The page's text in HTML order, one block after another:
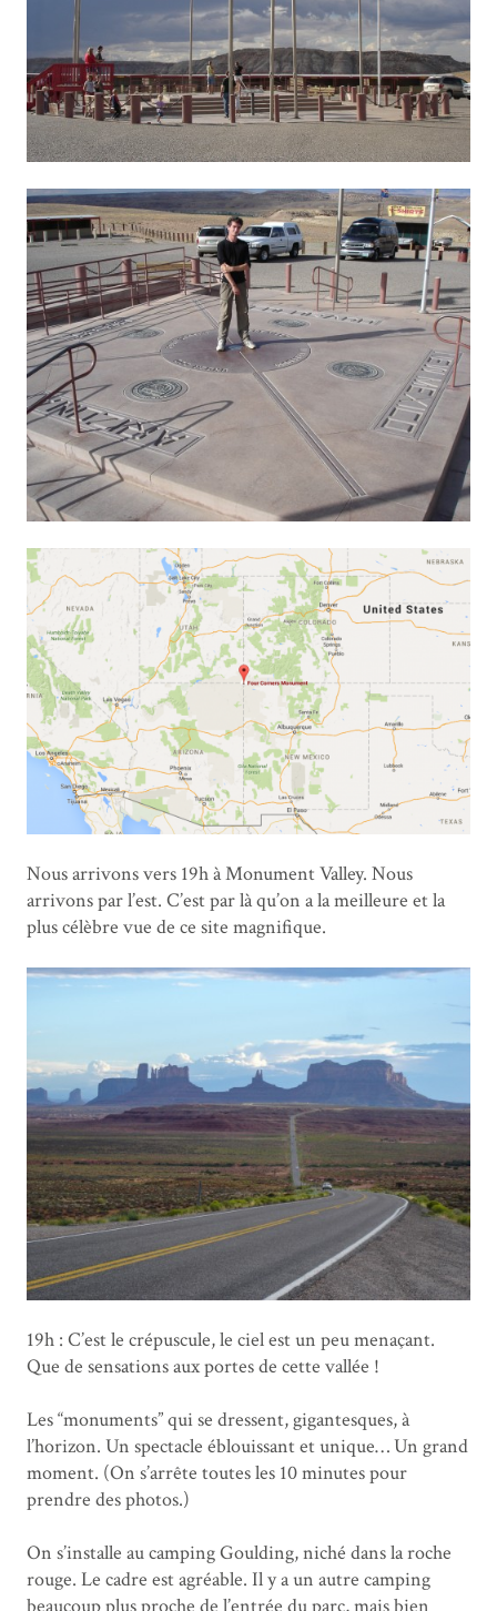
Nous arrivons vers 19h à Monument Valley. Nous
arrivons par l’est. C’est par là qu’on a la meilleure et la
plus célèbre vue de ce site magnifique.
19h : C’est le crépuscule, le ciel est un peu menaçant.
Que de sensations aux portes de cette vallée !
Les “monuments” qui se dressent, gigantesques, à
l’horizon. Un spectacle éblouissant et unique… Un grand
moment. (On s’arrête toutes les 10 minutes pour
prendre des photos.)
On s’installe au camping Goulding, niché dans la roche
rouge. Le cadre est agréable. Il y a un autre camping